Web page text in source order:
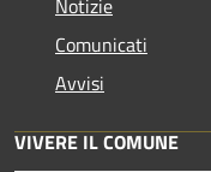
Comunicati
Avvisi
VIVERE IL COMUNE